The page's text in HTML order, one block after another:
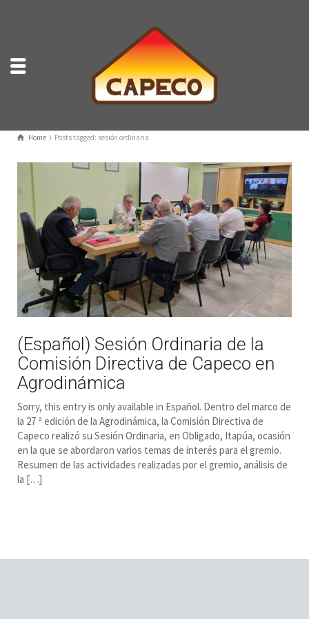
Home Posts tagged: sesión ordinaria
(Español) Sesión Ordinaria de la
Comisión Directiva de Capeco en
Agrodinámica
Sorry, this entry is only available in Español. Dentro del marco de
la 27 ª edición de la Agrodinámica, la Comisión Directiva de
Capeco realizó su Sesión Ordinaria, en Obligado, Itapúa, ocasión
en la que se abordaron varios temas de interés para el gremio.
Resumen de las actividades realizadas por el gremio, análisis de
la […]